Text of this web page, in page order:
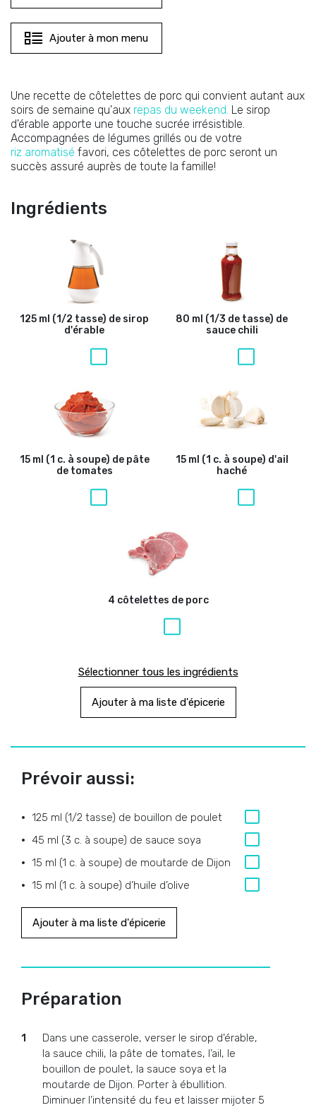
Ajouter à mon menu
Une recette de côtelettes de porc qui convient autant aux
soirs de semaine qu'aux repas du weekend. Le sirop
d'érable apporte une touche sucrée irrésistible.
Accompagnées de légumes grillés ou de votre
riz aromatisé favori, ces côtelettes de porc seront un
succès assuré auprès de toute la famille!
Ingrédients
125 ml (1/2 tasse) de sirop
d'érable
80 ml (1/3 de tasse) de
sauce chili
15 ml (1 c. à soupe) de pâte
de tomates
15 ml (1 c. à soupe) d'ail
haché
4 côtelettes de porc
Sélectionner tous les ingrédients
Ajouter à ma liste d'épicerie
Prévoir aussi:
125 ml (1/2 tasse) de bouillon de poulet
45 ml (3 c. à soupe) de sauce soya
15 ml (1 c. à soupe) de moutarde de Dijon
15 ml (1 c. à soupe) d’huile d’olive
Ajouter à ma liste d'épicerie
Préparation
Dans une casserole, verser le sirop d’érable,
la sauce chili, la pâte de tomates, l’ail, le
bouillon de poulet, la sauce soya et la
moutarde de Dijon. Porter à ébullition.
Diminuer l’intensité du feu et laisser mijoter 5